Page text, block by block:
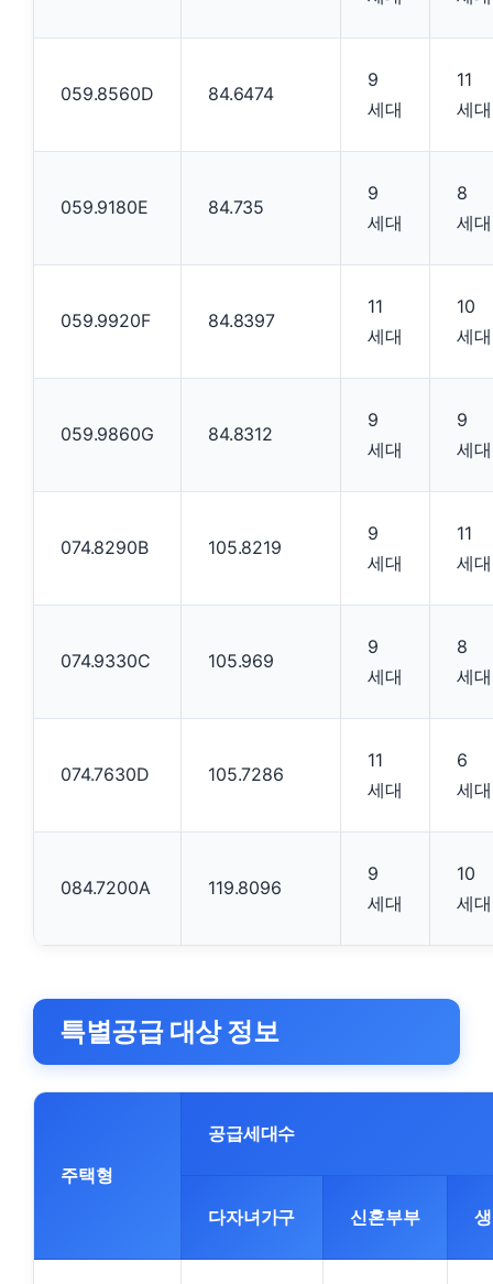
059.8560D 84.6474
9
세대
11
세대
059.9180E 84.735
9
세대
8
세대
059.9920F 84.8397
11
세대
10
세대
059.9860G 84.8312
9
세대
9
세대
074.8290B 105.8219
9
세대
11
세대
074.9330C 105.969
9
세대
8
세대
074.7630D 105.7286
11
세대
6
세대
084.7200A 119.8096
9
세대
10
세대
특별공급 대상 정보
주택형
공급세대수
다자녀가구 신혼부부